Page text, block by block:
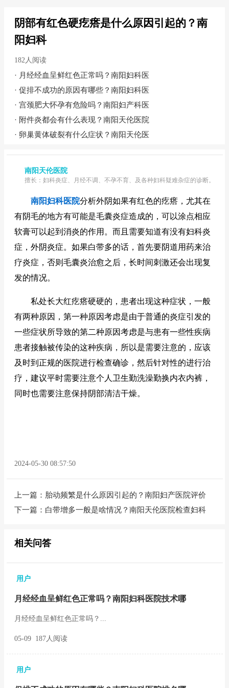
阴部有红色硬疙瘩是什么原因引起的？南
阳妇科
182人阅读
· 月经经血呈鲜红色正常吗？南阳妇科医
· 促排不成功的原因有哪些？南阳妇科医
· 宫颈肥大怀孕有危险吗？南阳妇产科医
· 附件炎都会有什么表现？南阳天伦医院
· 卵巢黄体破裂有什么症状？南阳天伦医
南阳天伦医院
擅长：妇科炎症、月经不调、不孕不育、及各种妇科疑难杂症的诊断。
南阳妇科医院分析外阴如果有红色的疙瘩，尤其在
有阴毛的地方有可能是毛囊炎症造成的，可以涂点相应
软膏可以起到消炎的作用。而且需要知道有没有妇科炎
症，外阴炎症。如果白带多的话，首先要阴道用药来治
疗炎症，否则毛囊炎治愈之后，长时间刺激还会出现复
发的情况。
私处长大红疙瘩硬硬的，患者出现这种症状，一般
有两种原因，第一种原因考虑是由于普通的炎症引发的
一些症状所导致的第二种原因考虑是与患有一些性疾病
患者接触被传染的这种疾病，所以是需要注意的，应该
及时到正规的医院进行检查确诊，然后针对性的进行治
疗，建议平时需要注意个人卫生勤洗澡勤换内衣内裤，
同时也需要注意保持阴部清洁干燥。
2024-05-30 08:57:50
上一篇： 胎动频繁是什么原因引起的？南阳妇产医院评价
下一篇： 白带增多一般是啥情况？南阳天伦医院检查妇科
相关问答
用户
月经经血呈鲜红色正常吗？南阳妇科医院技术哪
月经经血呈鲜红色正常吗？...
05-09 187人阅读
用户